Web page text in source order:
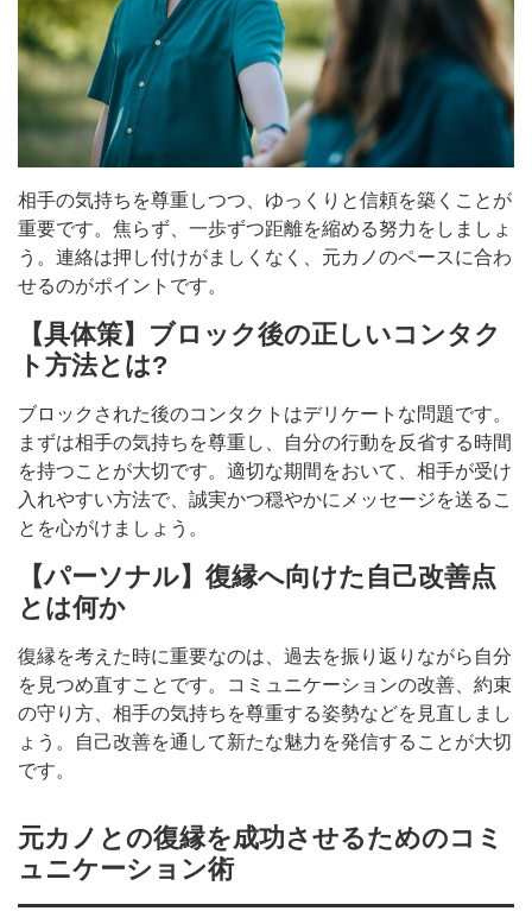
相手の気持ちを尊重しつつ、ゆっくりと信頼を築くことが
重要です。焦らず、一歩ずつ距離を縮める努力をしましょ
う。連絡は押し付けがましくなく、元カノのペースに合わ
せるのがポイントです。
【具体策】ブロック後の正しいコンタク
ト方法とは?
ブロックされた後のコンタクトはデリケートな問題です。
まずは相手の気持ちを尊重し、自分の行動を反省する時間
を持つことが大切です。適切な期間をおいて、相手が受け
入れやすい方法で、誠実かつ穏やかにメッセージを送るこ
とを心がけましょう。
【パーソナル】復縁へ向けた自己改善点
とは何か
復縁を考えた時に重要なのは、過去を振り返りながら自分
を見つめ直すことです。コミュニケーションの改善、約束
の守り方、相手の気持ちを尊重する姿勢などを見直しまし
ょう。自己改善を通して新たな魅力を発信することが大切
です。
元カノとの復縁を成功させるためのコミ
ュニケーション術